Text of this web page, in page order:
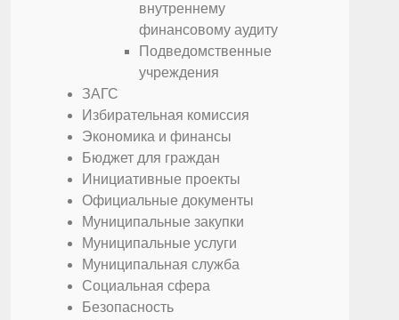
внутреннему
финансовому аудиту
Подведомственные
учреждения
ЗАГС
Избирательная комиссия
Экономика и финансы
Бюджет для граждан
Инициативные проекты
Официальные документы
Муниципальные закупки
Муниципальные услуги
Муниципальная служба
Социальная сфера
Безопасность